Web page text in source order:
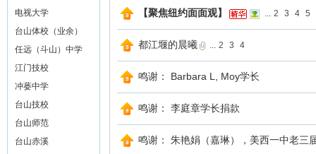
电视大学
台山体校（业余）
任远（斗山）中学
江门技校
冲蒌中学
台山技校
台山师范
台山赤溪
【聚焦纽约面面观】 ... 2 3 4 5
都江堰的晨曦 ... 2 3 4
鸣谢： Barbara L, Moy学长
鸣谢： 李庭章学长捐款
鸣谢： 朱艳娟（嘉琳），美西一中老三